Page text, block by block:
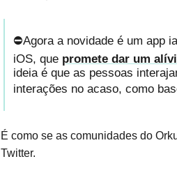
⛔Agora a novidade é um app
iOS, que promete dar um
ideia é que as pessoas
interações no acaso, como
É como se as comunidades do
Twitter.